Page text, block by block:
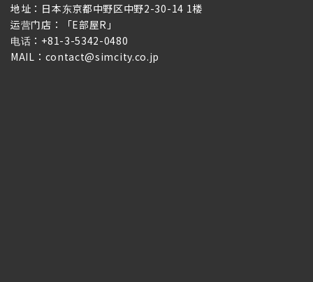
地址：日本东京都中野区中野2-30-14 1楼
运营门店：「E部屋R」
电话：+81-3-5342-0480
MAIL：contact@simcity.co.jp